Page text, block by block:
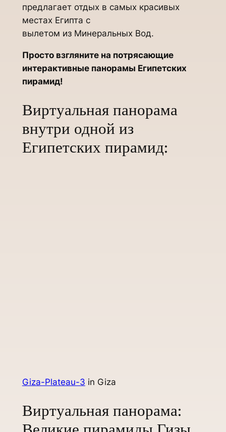
предлагает отдых в самых красивых
местах Египта с
вылетом из Минеральных Вод.
Просто взгляните на потрясающие
интерактивные панорамы Египетских
пирамид!
Виртуальная панорама
внутри одной из
Египетских пирамид:
Giza-Plateau-3 in Giza
Виртуальная панорама: